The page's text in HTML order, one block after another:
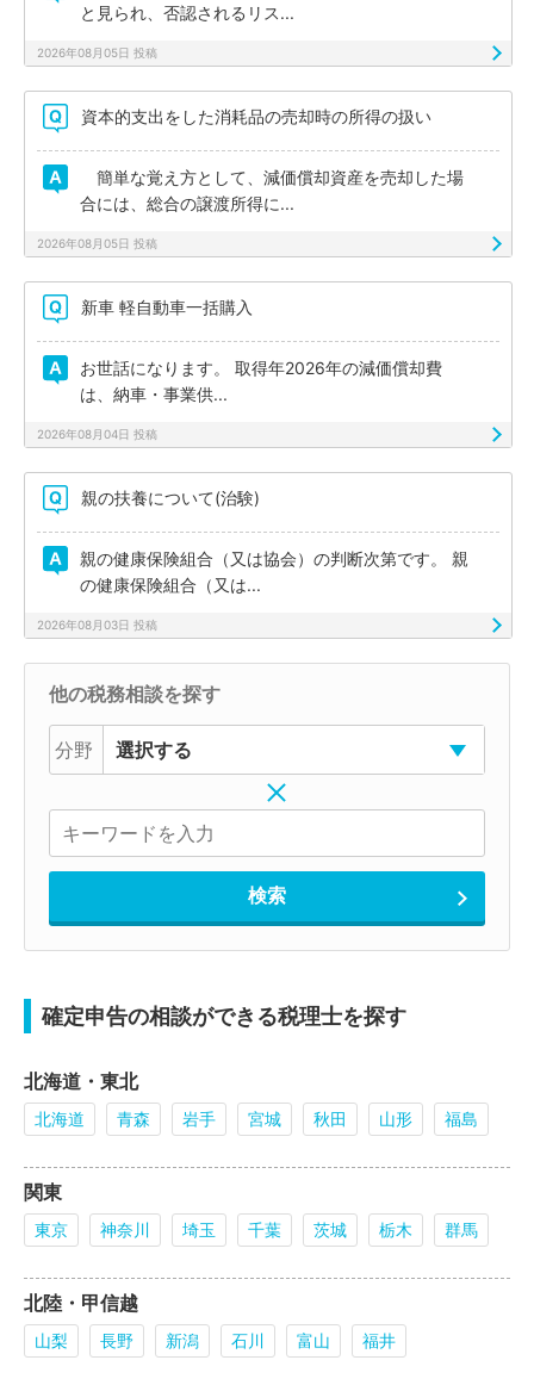
と見られ、否認されるリス...
2026年08月05日 投稿
資本的支出をした消耗品の売却時の所得の扱い
簡単な覚え方として、減価償却資産を売却した場
合には、総合の譲渡所得に...
2026年08月05日 投稿
新車 軽自動車一括購入
お世話になります。 取得年2026年の減価償却費
は、納車・事業供...
2026年08月04日 投稿
親の扶養について(治験)
親の健康保険組合（又は協会）の判断次第です。 親
の健康保険組合（又は...
2026年08月03日 投稿
他の税務相談を探す
分野
確定申告の相談ができる税理士を探す
北海道・東北
北海道 青森 岩手 宮城 秋田 山形 福島
関東
東京 神奈川 埼玉 千葉 茨城 栃木 群馬
北陸・甲信越
山梨 長野 新潟 石川 富山 福井